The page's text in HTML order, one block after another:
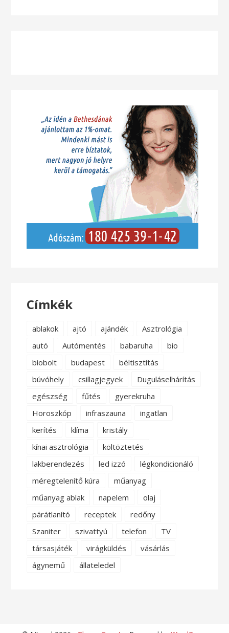
Címkék
ablakok ajtó ajándék
Asztrológia
autó
Autómentés babaruha
bio
biobolt
budapest
béltisztítás
búvóhely
csillagjegyek
Duguláselhárítás
egészség
fűtés
gyerekruha
Horoszkóp
infraszauna
ingatlan
kerítés
klíma
kristály
kínai asztrológia
költöztetés
lakberendezés
led izzó
légkondicionáló
méregtelenítő kúra
műanyag
műanyag ablak
napelem
olaj
párátlanító
receptek
redőny
Szaniter
szivattyú telefon
TV
társasjáték
virágküldés
vásárlás
ágynemű
állateledel